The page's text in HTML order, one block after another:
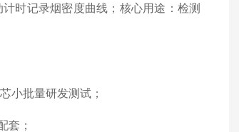
时记录烟密度曲线；核心用途：检测
小批量研发测试；
套；